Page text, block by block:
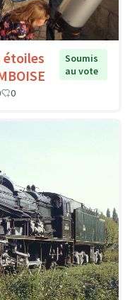
étoiles
Soumis
au vote
0